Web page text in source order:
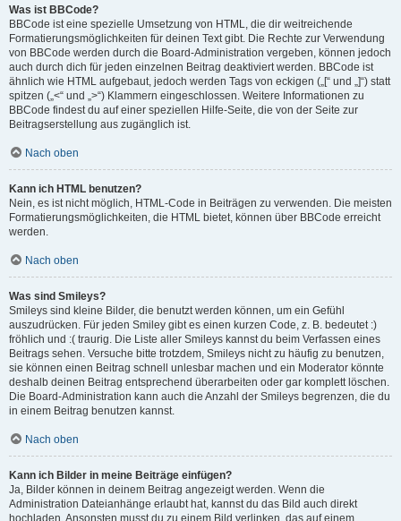
Was ist BBCode?
BBCode ist eine spezielle Umsetzung von HTML, die dir weitreichende
Formatierungsmöglichkeiten für deinen Text gibt. Die Rechte zur Verwendung
von BBCode werden durch die Board-Administration vergeben, können jedoch
auch durch dich für jeden einzelnen Beitrag deaktiviert werden. BBCode ist
ähnlich wie HTML aufgebaut, jedoch werden Tags von eckigen („[“ und „]“) statt
spitzen („<“ und „>“) Klammern eingeschlossen. Weitere Informationen zu
BBCode findest du auf einer speziellen Hilfe-Seite, die von der Seite zur
Beitragserstellung aus zugänglich ist.
Nach oben
Kann ich HTML benutzen?
Nein, es ist nicht möglich, HTML-Code in Beiträgen zu verwenden. Die meisten
Formatierungsmöglichkeiten, die HTML bietet, können über BBCode erreicht
werden.
Nach oben
Was sind Smileys?
Smileys sind kleine Bilder, die benutzt werden können, um ein Gefühl
auszudrücken. Für jeden Smiley gibt es einen kurzen Code, z. B. bedeutet :)
fröhlich und :( traurig. Die Liste aller Smileys kannst du beim Verfassen eines
Beitrags sehen. Versuche bitte trotzdem, Smileys nicht zu häufig zu benutzen,
sie können einen Beitrag schnell unlesbar machen und ein Moderator könnte
deshalb deinen Beitrag entsprechend überarbeiten oder gar komplett löschen.
Die Board-Administration kann auch die Anzahl der Smileys begrenzen, die du
in einem Beitrag benutzen kannst.
Nach oben
Kann ich Bilder in meine Beiträge einfügen?
Ja, Bilder können in deinem Beitrag angezeigt werden. Wenn die
Administration Dateianhänge erlaubt hat, kannst du das Bild auch direkt
hochladen. Ansonsten musst du zu einem Bild verlinken, das auf einem